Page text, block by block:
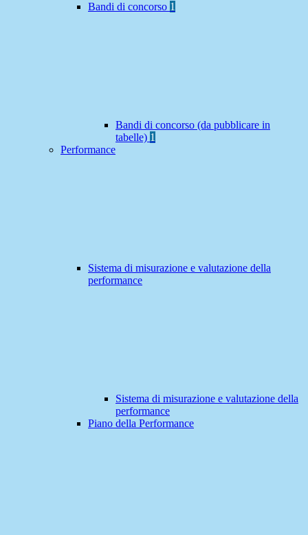
Bandi di concorso 1
Bandi di concorso (da pubblicare in
tabelle) 1
Performance
Sistema di misurazione e valutazione della
performance
Sistema di misurazione e valutazione della
performance
Piano della Performance